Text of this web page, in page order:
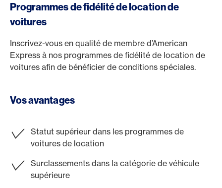
Programmes de fidélité de location de
voitures
Inscrivez-vous en qualité de membre d’American
Express à nos programmes de fidélité de location de
voitures afin de bénéficier de conditions spéciales.
Vos avantages
Statut supérieur dans les programmes de
voitures de location
Surclassements dans la catégorie de véhicule
supérieure